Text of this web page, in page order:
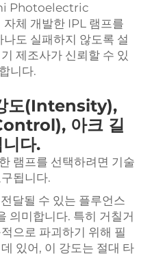
Photoelectric
체 개발한 IPL 램프를
도 실패하지 않도록 설
제조사가 신뢰할 수 있
니다.
도(Intensity),
아크 길
다.
램프를 선택하려면 기술
됩니다.
달될 수 있는 플루언스
의미합니다. 특히 거칠거
으로 파괴하기 위해 필
있어, 이 강도는 절대 타